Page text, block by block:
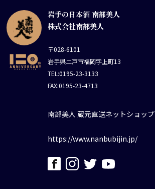
岩手の日本酒 南部美人
株式会社南部美人
〒028-6101
岩手県二戸市福岡字上町13
TEL:0195-23-3133
FAX:0195-23-4713
南部美人 蔵元直送ネットショップ
https://www.nanbubijin.jp/